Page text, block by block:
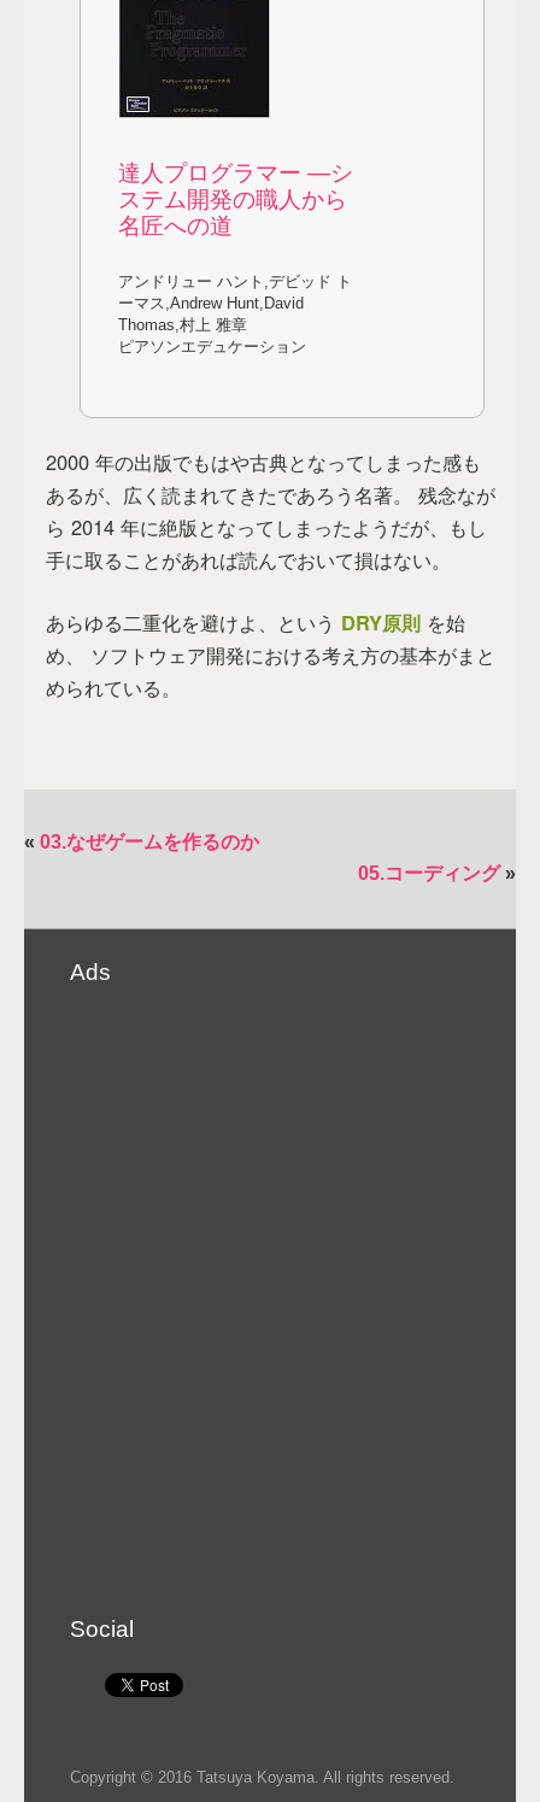
達人プログラマー ―シ
ステム開発の職人から
名匠への道
アンドリュー ハント,デビッド ト
ーマス,Andrew Hunt,David
Thomas,村上 雅章
ピアソンエデュケーション
2000 年の出版でもはや古典となってしまった感も
あるが、広く読まれてきたであろう名著。 残念なが
ら 2014 年に絶版となってしまったようだが、もし
手に取ることがあれば読んでおいて損はない。
あらゆる二重化を避けよ、という DRY原則 を始
め、 ソフトウェア開発における考え方の基本がまと
められている。
« 03.なぜゲームを作るのか
05.コーディング»
Ads
Social
Copyright © 2016 Tatsuya Koyama. All rights reserved.